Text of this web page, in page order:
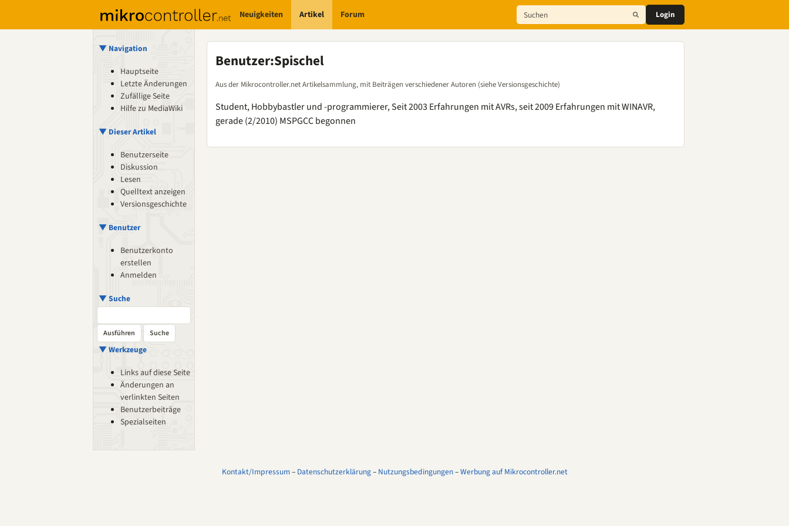
Neuigkeiten Artikel Forum Login
▼ Navigation
Hauptseite
Letzte Änderungen
Zufällige Seite
Hilfe zu MediaWiki
▼ Dieser Artikel
Benutzerseite
Diskussion
Lesen
Quelltext anzeigen
Versionsgeschichte
▼ Benutzer
Benutzerkonto
erstellen
Anmelden
▼ Suche
▼ Werkzeuge
Links auf diese Seite
Änderungen an
verlinkten Seiten
Benutzerbeiträge
Spezialseiten
Benutzer:Spischel
Aus der Mikrocontroller.net Artikelsammlung, mit Beiträgen verschiedener Autoren (siehe Versionsgeschichte)
Student, Hobbybastler und -programmierer, Seit 2003 Erfahrungen mit AVRs, seit 2009 Erfahrungen mit WINAVR,
gerade (2/2010) MSPGCC begonnen
Kontakt/Impressum– Datenschutzerklärung– Nutzungsbedingungen–Werbung auf Mikrocontroller.net